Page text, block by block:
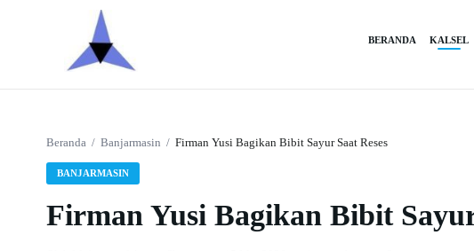
BERANDA KALSEL
Beranda / Banjarmasin / Firman Yusi Bagikan Bibit Sayur Saat Reses
BANJARMASIN
Firman Yusi Bagikan Bibit Sayur